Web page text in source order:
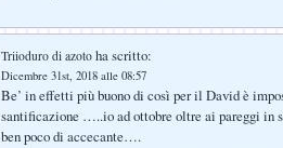
Triioduro di azoto ha scritto:
Dicembre 31st, 2018 alle 08:57
Be’ in effetti più buono di così per il David è
santificazione …..io ad ottobre oltre ai pareggi in
ben poco di accecante….